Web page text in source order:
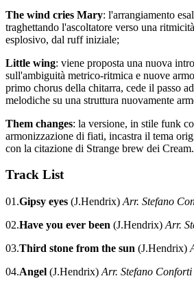
The wind cries Mary: l'arrangiamento
traghettando l'ascoltatore verso una
esplosivo, dal ruff iniziale;
Little wing: viene proposta una nuova
sull'ambiguità metrico-ritmica e nuove
primo chorus della chitarra, cede il passo
melodiche su una struttura nuovamente
Them changes: la versione, in stile funk
armonizzazione di fiati, incastra il tema
con la citazione di Strange brew dei Cream.
Track List
01.Gipsy eyes (J.Hendrix) Arr. Stefano
02.Have you ever been (J.Hendrix) Arr.
03.Third stone from the sun (J.Hendrix)
04.Angel (J.Hendrix) Arr. Stefano